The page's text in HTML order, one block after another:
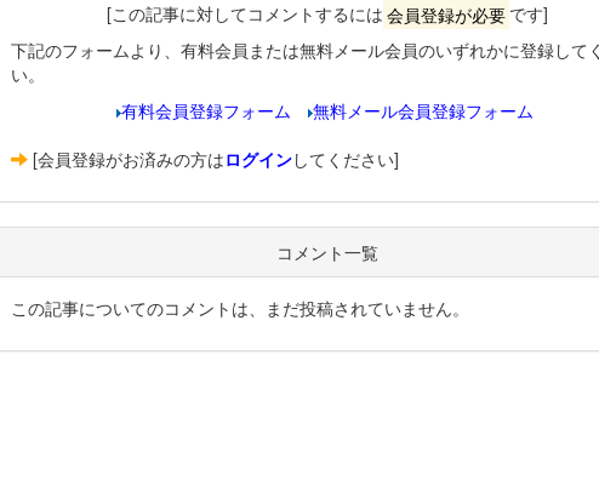
[この記事に対してコメントするには 会員登録が必要 です]
下記のフォームより、有料会員または無料メール会員のいずれかに登録して
い。
有料会員登録フォーム
無料メール会員登録フォーム
[会員登録がお済みの方はログインしてください]
コメント一覧
この記事についてのコメントは、まだ投稿されていません。